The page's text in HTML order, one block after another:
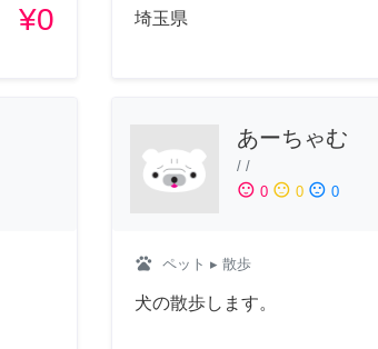
¥0 埼玉県
あーちゃむ
/ /
sentiment_satisfied 0 sentiment_neutral 0 sentiment_dissatisfied 0
pets ペット ▸ 散歩
犬の散歩します。